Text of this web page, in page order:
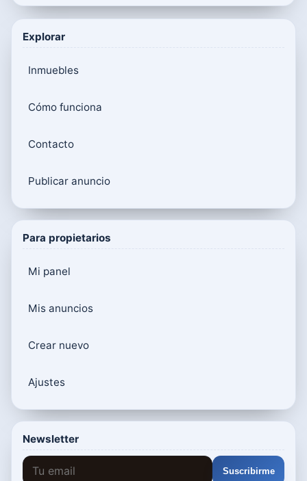
Explorar
Inmuebles
Cómo funciona
Contacto
Publicar anuncio
Para propietarios
Mi panel
Mis anuncios
Crear nuevo
Ajustes
Newsletter
Suscribirme